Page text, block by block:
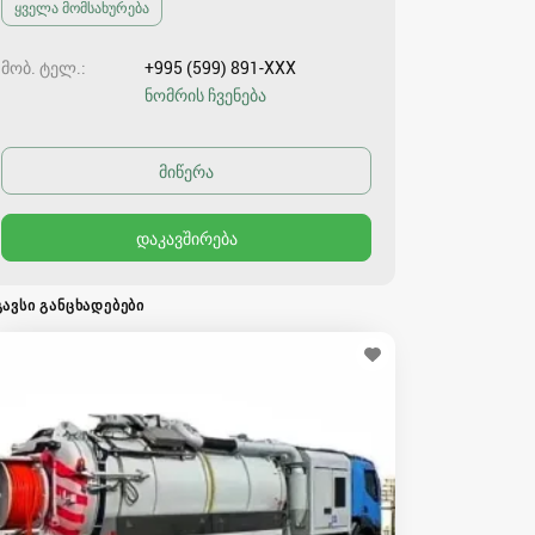
ყველა მომსახურება
მობ. ტელ.
+995 (599) 891-XXX
ნომრის ჩვენება
ᲒᲐᲜᲪᲮᲐᲓᲔᲑᲔᲑᲘ